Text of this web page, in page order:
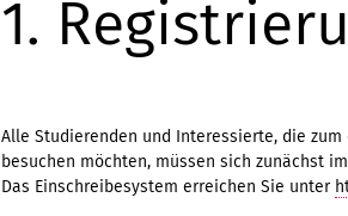
1.
Alle Studierenden und Interessierte, die
besuchen möchten, müssen sich zunächst
Das Einschreibesystem erreichen Sie unter